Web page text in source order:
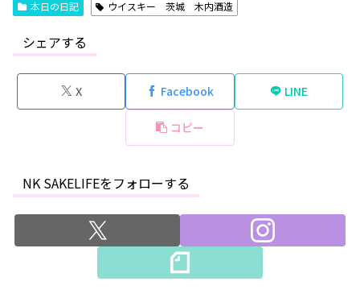
本日の日記 ウイスキー 茨城 木内酒造
シェアする
X Facebook LINE
コピー
NK SAKELIFEをフォローする